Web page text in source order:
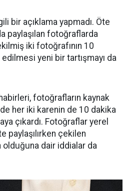
bir açıklama yapmadı. Öte
paylaşılan fotoğraflarda
iki fotoğrafının 10
yeni bir tartışmayı da
fotoğrafların kaynak
her iki karenin de 10 dakika
çıkardı. Fotoğraflar yerel
paylaşılırken çekilen
dair iddialar da